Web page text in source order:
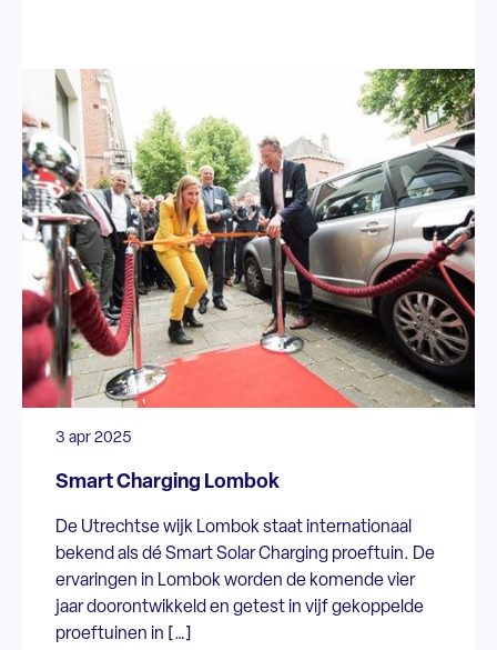
3 apr 2025
Smart Charging Lombok
De Utrechtse wijk Lombok staat internationaal
bekend als dé Smart Solar Charging proeftuin. De
ervaringen in Lombok worden de komende vier
jaar doorontwikkeld en getest in vijf gekoppelde
proeftuinen in […]